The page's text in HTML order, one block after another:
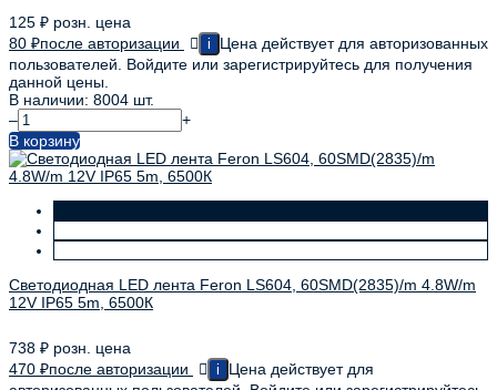
125 ₽ розн. цена
80 ₽после авторизации i
Цена действует для авторизованных
пользователей. Войдите или зарегистрируйтесь для получения
данной цены.
В наличии: 8004 шт.
–
+
В корзину
Светодиодная LED лента Feron LS604, 60SMD(2835)/m 4.8W/m
12V IP65 5m, 6500К
738 ₽ розн. цена
470 ₽после авторизации i
Цена действует для